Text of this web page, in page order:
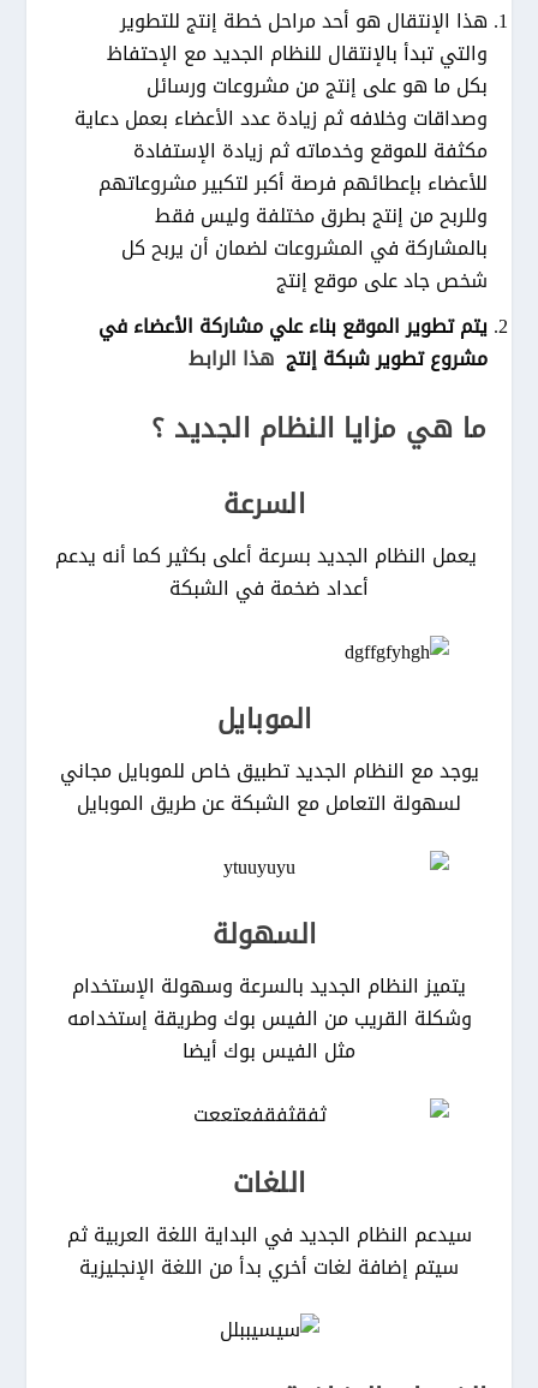
هذا الإنتقال هو أحد مراحل خطة إنتج للتطوير
والتي تبدأ بالإنتقال للنظام الجديد مع الإحتفاظ
بكل ما هو على إنتج من مشروعات ورسائل
وصداقات وخلافه ثم زيادة عدد الأعضاء بعمل دعاية
مكثفة للموقع وخدماته ثم زيادة الإستفادة
للأعضاء بإعطائهم فرصة أكبر لتكبير مشروعاتهم
وللربح من إنتج بطرق مختلفة وليس فقط
بالمشاركة في المشروعات لضمان أن يربح كل
شخص جاد على موقع إنتج
يتم تطوير الموقع بناء علي مشاركة الأعضاء في
مشروع تطوير شبكة إنتجهذا الرابط
ما هي مزايا النظام الجديد ؟
السرعة
يعمل النظام الجديد بسرعة أعلى بكثير كما أنه يدعم
أعداد ضخمة في الشبكة
الموبايل
يوجد مع النظام الجديد تطبيق خاص للموبايل مجاني
لسهولة التعامل مع الشبكة عن طريق الموبايل
السهولة
يتميز النظام الجديد بالسرعة وسهولة الإستخدام
وشكلة القريب من الفيس بوك وطريقة إستخدامه
مثل الفيس بوك أيضا
اللغات
سيدعم النظام الجديد في البداية اللغة العربية ثم
سيتم إضافة لغات أخري بدأ من اللغة الإنجليزية